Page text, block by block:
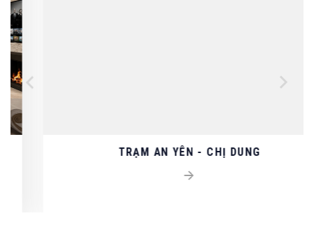
TRẠM AN YÊN - CHỊ DUNG